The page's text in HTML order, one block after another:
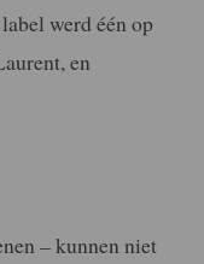
werd één op
en
– kunnen niet